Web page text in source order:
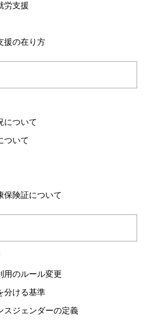
労支援
援の在り方
について
ついて
保険証について
用のルール変更
分ける基準
スジェンダーの定義